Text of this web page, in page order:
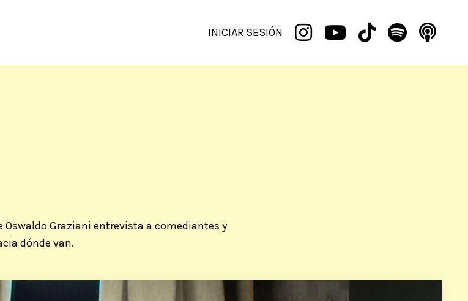
INICIAR SESIÓN
Graziani entrevista a comediantes y
dónde van.